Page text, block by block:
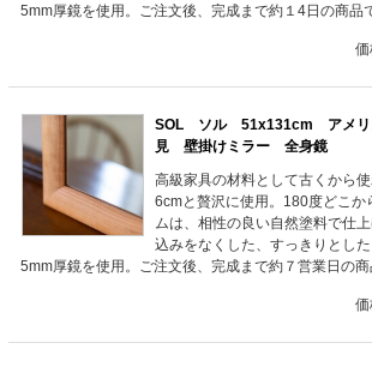
5mm厚鏡を使用。ご注文後、完成まで約１4日の商品
SOL ソル 51x131cm アメリ
見 壁掛けミラー 全身鏡
高級家具の材料として古くから
6cmと贅沢に使用。180度どこか
ムは、相性の良い自然塗料で仕
込みをなくした、すっきりとし
5mm厚鏡を使用。ご注文後、完成まで約７営業日の商